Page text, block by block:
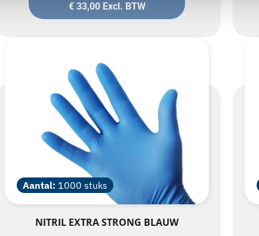
€33,00Excl. BTW
Aantal: 1000 stuks
NITRIL EXTRA STRONG BLAUW